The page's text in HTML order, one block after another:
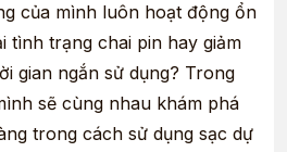
của mình luôn hoạt động ổn
tình trạng chai pin hay giảm
gian ngắn sử dụng? Trong
sẽ cùng nhau khám phá
trong cách sử dụng sạc dự